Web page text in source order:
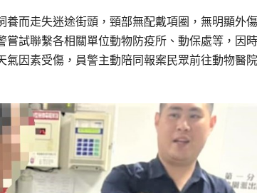
而走失迷途街頭，頸部無配戴項圈，無明顯外
試聯繫各相關單位動物防疫所、動保處等，因
因素受傷，員警主動陪同報案民眾前往動物醫